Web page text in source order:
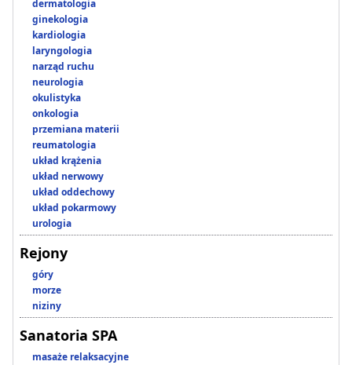
dermatologia
ginekologia
kardiologia
laryngologia
narząd ruchu
neurologia
okulistyka
onkologia
przemiana materii
reumatologia
układ krążenia
układ nerwowy
układ oddechowy
układ pokarmowy
urologia
Rejony
góry
morze
niziny
Sanatoria SPA
masaże relaksacyjne